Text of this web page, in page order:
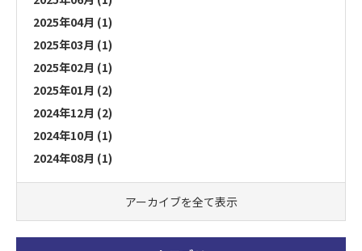
2025年04月 (1)
2025年03月 (1)
2025年02月 (1)
2025年01月 (2)
2024年12月 (2)
2024年10月 (1)
2024年08月 (1)
アーカイブを全て表示